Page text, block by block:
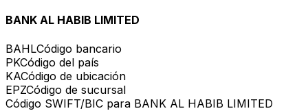
BANK AL HABIB LIMITED
BAHLCódigo bancario
PKCódigo del país
KACódigo de ubicación
EPZCódigo de sucursal
Código SWIFT/BIC para BANK AL HABIB LIMITED